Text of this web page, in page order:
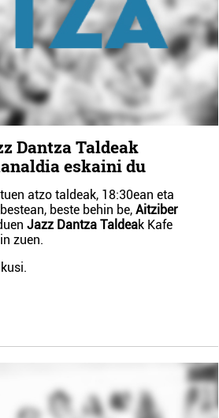
Dantza Taldeak
eskaini du
atzo taldeak, 18:30ean eta
beste behin be,Aitziber
Jazz Dantza Taldeak Kafe
zuen.